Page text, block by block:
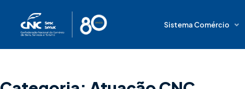
Sistema Comércio